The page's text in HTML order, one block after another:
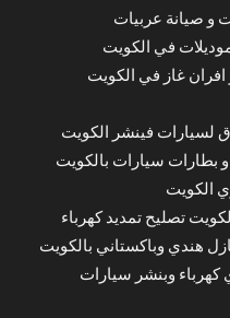
و صيانة عربيات
في الكويت
غاز في الكويت
لسيارات فينشر الكويت
بطارات سيارات بالكويت
الكويت
تصليح تمديد كهرباء
هندي وباكستاني بالكويت
وبنشر سيارات